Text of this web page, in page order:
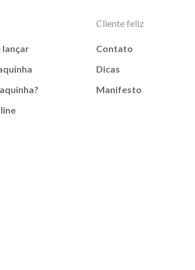
lançar
Cliente feliz
Contato
Dicas
Manifesto